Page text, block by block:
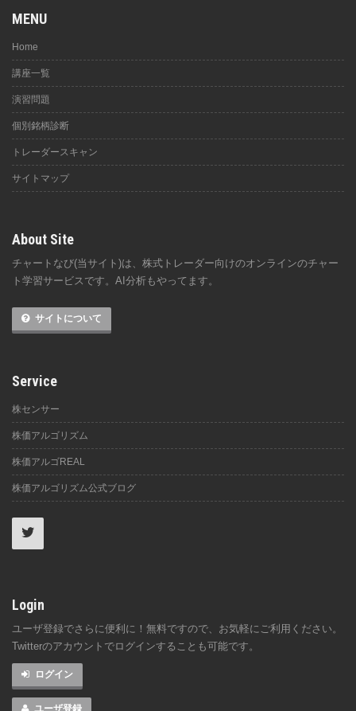
MENU
Home
講座一覧
演習問題
個別銘柄診断
トレーダースキャン
サイトマップ
About Site
チャートなび(当サイト)は、株式トレーダー向けのオンラインのチャー
ト学習サービスです。AI分析もやってます。
サイトについて
Service
株センサー
株価アルゴリズム
株価アルゴREAL
株価アルゴリズム公式ブログ
Login
ユーザ登録でさらに便利に！無料ですので、お気軽にご利用ください。
Twitterのアカウントでログインすることも可能です。
ログイン
ユーザ登録